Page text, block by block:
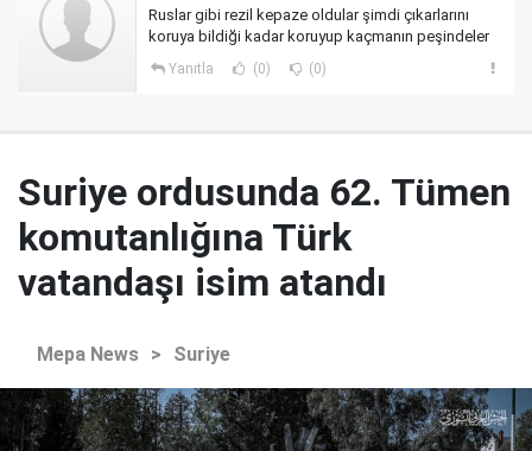
Ruslar gibi rezil kepaze oldular şimdi çıkarlarını
koruya bildiği kadar koruyup kaçmanın peşindeler
Yanıtla (0) (0)
Suriye ordusunda 62. Tümen
komutanlığına Türk
vatandaşı isim atandı
Mepa News > Suriye